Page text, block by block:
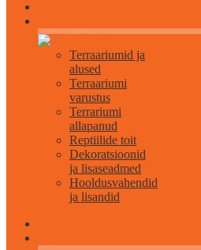
Terraariumid ja
alused
Terraariumi
varustus
Terrariumi
allapanud
Reptiilide toit
Dekoratsioonid
ja lisaseadmed
Hooldusvahendid
ja lisandid